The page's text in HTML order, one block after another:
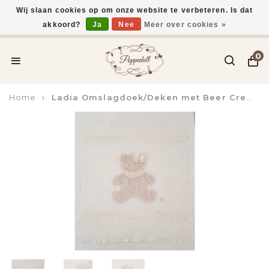
Voor 15:00 uur besteld, vandaag verzonden*
0
Home Ladia Omslagdoek/Deken met Beer Creme
Wij slaan cookies op om onze website te verbeteren. Is dat
akkoord?
Ja Nee Meer over cookies »